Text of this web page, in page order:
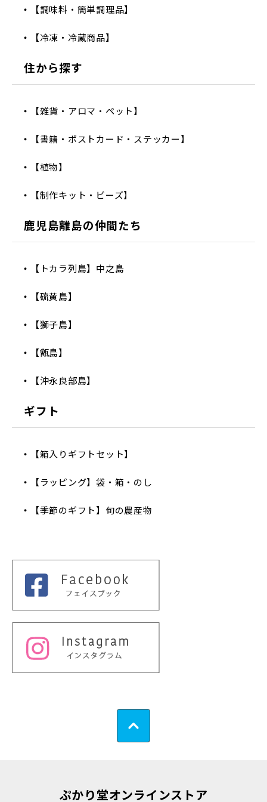
【調味料・簡単調理品】
【冷凍・冷蔵商品】
住から探す
【雑貨・アロマ・ペット】
【書籍・ポストカード・ステッカー】
【植物】
【制作キット・ビーズ】
鹿児島離島の仲間たち
【トカラ列島】中之島
【硫黄島】
【獅子島】
【甑島】
【沖永良部島】
ギフト
【箱入りギフトセット】
【ラッピング】袋・箱・のし
【季節のギフト】旬の農産物
ぷかり堂オンラインストア